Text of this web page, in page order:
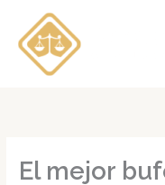
contenido
El mejor